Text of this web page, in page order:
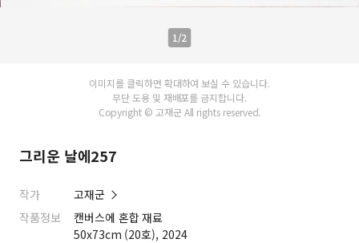
1/2
이미지를 클릭하면 확대하여 보실 수 있습니다.
무단 도용 및 재배포를 금지합니다.
Copyright © 고재군 All rights reserved.
그리운 날에257
작가
고재군
작품정보
캔버스에 혼합 재료
50x73cm (20호), 2024